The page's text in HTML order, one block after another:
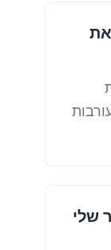
שלי